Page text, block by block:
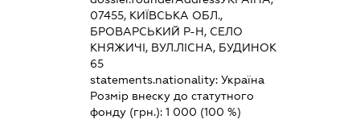
07455, КИЇВСЬКА ОБЛ.,
БРОВАРСЬКИЙ Р-Н, СЕЛО
КНЯЖИЧІ, ВУЛ.ЛІСНА, БУДИНОК
65
statements.nationality:Україна
Розмір внеску до статутного
фонду (грн.):1 000 (100 %)